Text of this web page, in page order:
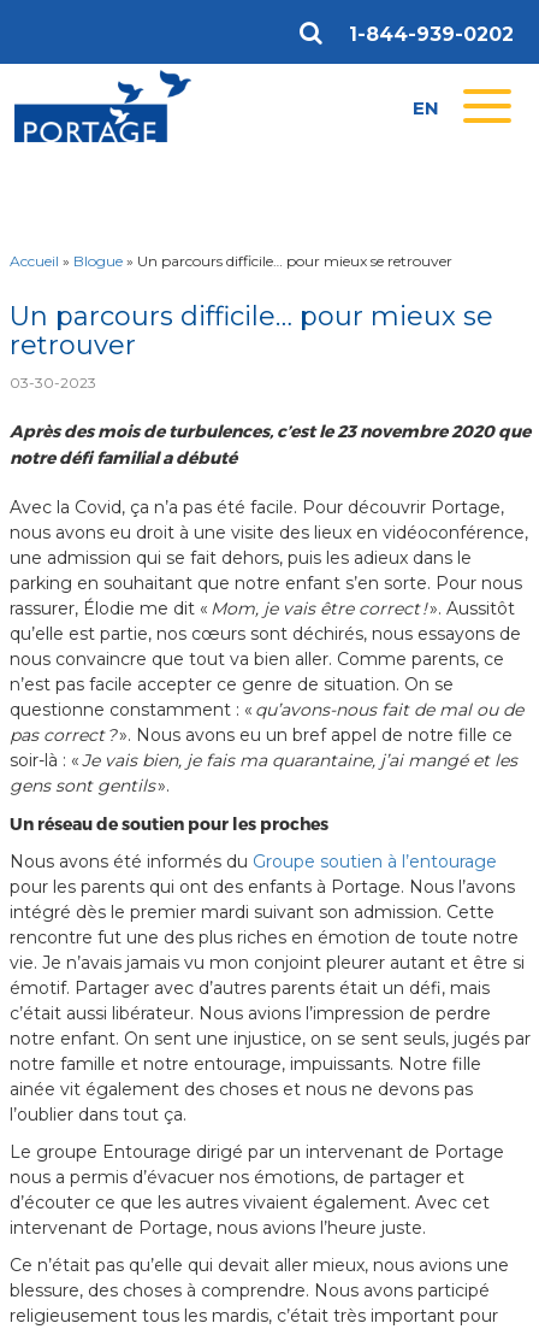
1-844-939-0202
EN
Accueil » Blogue» Un parcours difficile… pour mieux se retrouver
Un parcours difficile… pour mieux se
retrouver
03-30-2023
Après des mois de turbulences, c’est le 23 novembre 2020 que
notre défi familial a débuté
Avec la Covid, ça n’a pas été facile. Pour découvrir Portage,
nous avons eu droit à une visite des lieux en vidéoconférence,
une admission qui se fait dehors, puis les adieux dans le
parking en souhaitant que notre enfant s’en sorte. Pour nous
rassurer, Élodie me dit « Mom, je vais être correct !». Aussitôt
qu’elle est partie, nos cœurs sont déchirés, nous essayons de
nous convaincre que tout va bien aller. Comme parents, ce
n’est pas facile accepter ce genre de situation. On se
questionne constamment : « qu’avons-nous fait de mal ou de
pas correct ?». Nous avons eu un bref appel de notre fille ce
soir-là : «Je vais bien, je fais ma quarantaine, j’ai mangé et les
gens sont gentils».
Un réseau de soutien pour les proches
Nous avons été informés du Groupe soutien à l’entourage
pour les parents qui ont des enfants à Portage. Nous l’avons
intégré dès le premier mardi suivant son admission. Cette
rencontre fut une des plus riches en émotion de toute notre
vie. Je n’avais jamais vu mon conjoint pleurer autant et être si
émotif. Partager avec d’autres parents était un défi, mais
c’était aussi libérateur. Nous avions l’impression de perdre
notre enfant. On sent une injustice, on se sent seuls, jugés par
notre famille et notre entourage, impuissants. Notre fille
ainée vit également des choses et nous ne devons pas
l’oublier dans tout ça.
Le groupe Entourage dirigé par un intervenant de Portage
nous a permis d’évacuer nos émotions, de partager et
d’écouter ce que les autres vivaient également. Avec cet
intervenant de Portage, nous avions l’heure juste.
Ce n’était pas qu’elle qui devait aller mieux, nous avions une
blessure, des choses à comprendre. Nous avons participé
religieusement tous les mardis, c’était très important pour